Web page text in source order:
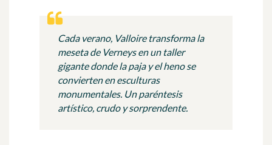
Cada verano, Valloire transforma la
meseta de Verneys en un taller
gigante donde la paja y el heno se
convierten en esculturas
monumentales. Un paréntesis
artístico, crudo y sorprendente.